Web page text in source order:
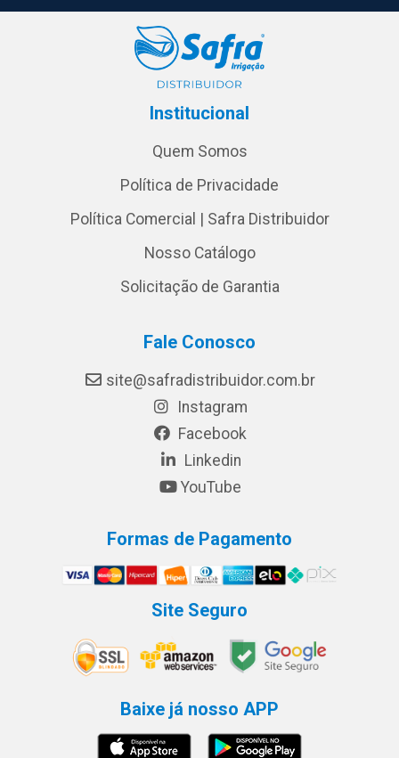
Institucional
Quem Somos
Política de Privacidade
Política Comercial | Safra Distribuidor
Nosso Catálogo
Solicitação de Garantia
Fale Conosco
site@safradistribuidor.com.br
Instagram
Facebook
Linkedin
YouTube
Formas de Pagamento
Site Seguro
Baixe já nosso APP